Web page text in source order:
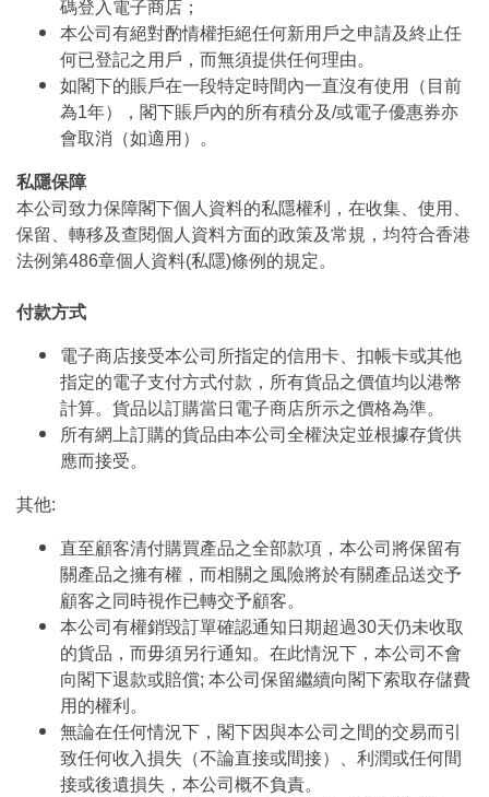
碼登入電子商店；
本公司有絕對酌情權拒絕任何新用戶之申請及終止任
何已登記之用戶，而無須提供任何理由。
如閣下的賬戶在一段特定時間內一直沒有使用（目前
為1年），閣下賬戶內的所有積分及/或電子優惠券亦
會取消（如適用）。
私隱保障
本公司致力保障閣下個人資料的私隱權利，在收集、使用、
保留、轉移及查閱個人資料方面的政策及常規，均符合香港
法例第486章個人資料(私隱)條例的規定。
付款方式
電子商店接受本公司所指定的信用卡、扣帳卡或其他
指定的電子支付方式付款，所有貨品之價值均以港幣
計算。貨品以訂購當日電子商店所示之價格為準。
所有網上訂購的貨品由本公司全權決定並根據存貨供
應而接受。
其他:
直至顧客清付購買產品之全部款項，本公司將保留有
關產品之擁有權，而相關之風險將於有關產品送交予
顧客之同時視作已轉交予顧客。
本公司有權銷毀訂單確認通知日期超過30天仍未收取
的貨品，而毋須另行通知。在此情況下，本公司不會
向閣下退款或賠償; 本公司保留繼續向閣下索取存儲費
用的權利。
無論在任何情況下，閣下因與本公司之間的交易而引
致任何收入損失（不論直接或間接）、利潤或任何間
接或後遺損失，本公司概不負責。